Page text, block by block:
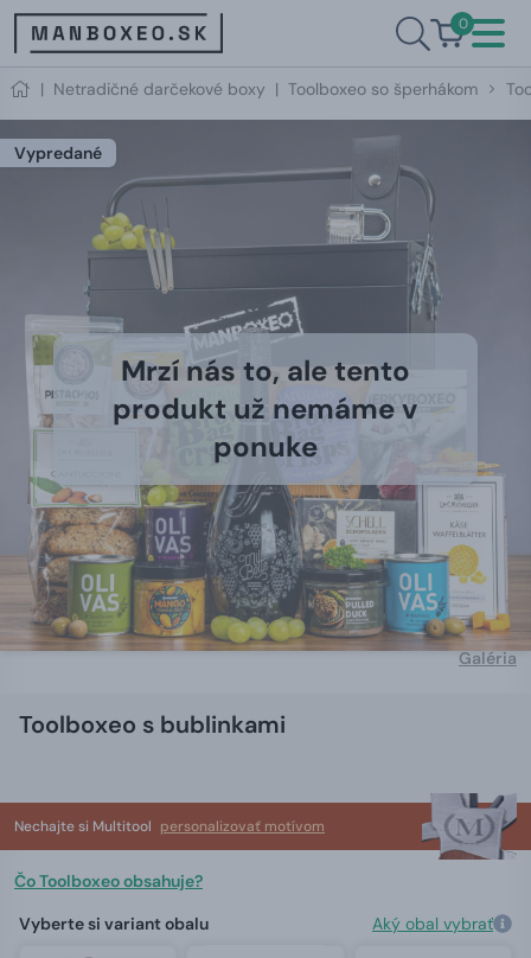
0
| Netradičné darčekové boxy | Toolboxeo so šperhákom
Vypredané
Mrzí nás to, ale tento
produkt už nemáme v
ponuke
Galéria
Toolboxeo s bublinkami
Nechajte si Multitool personalizovať motívom
Čo Toolboxeo obsahuje?
Vyberte si variant obalu
Aký obal vybrať